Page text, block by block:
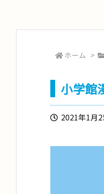
ホーム >
小学館
2021年1月